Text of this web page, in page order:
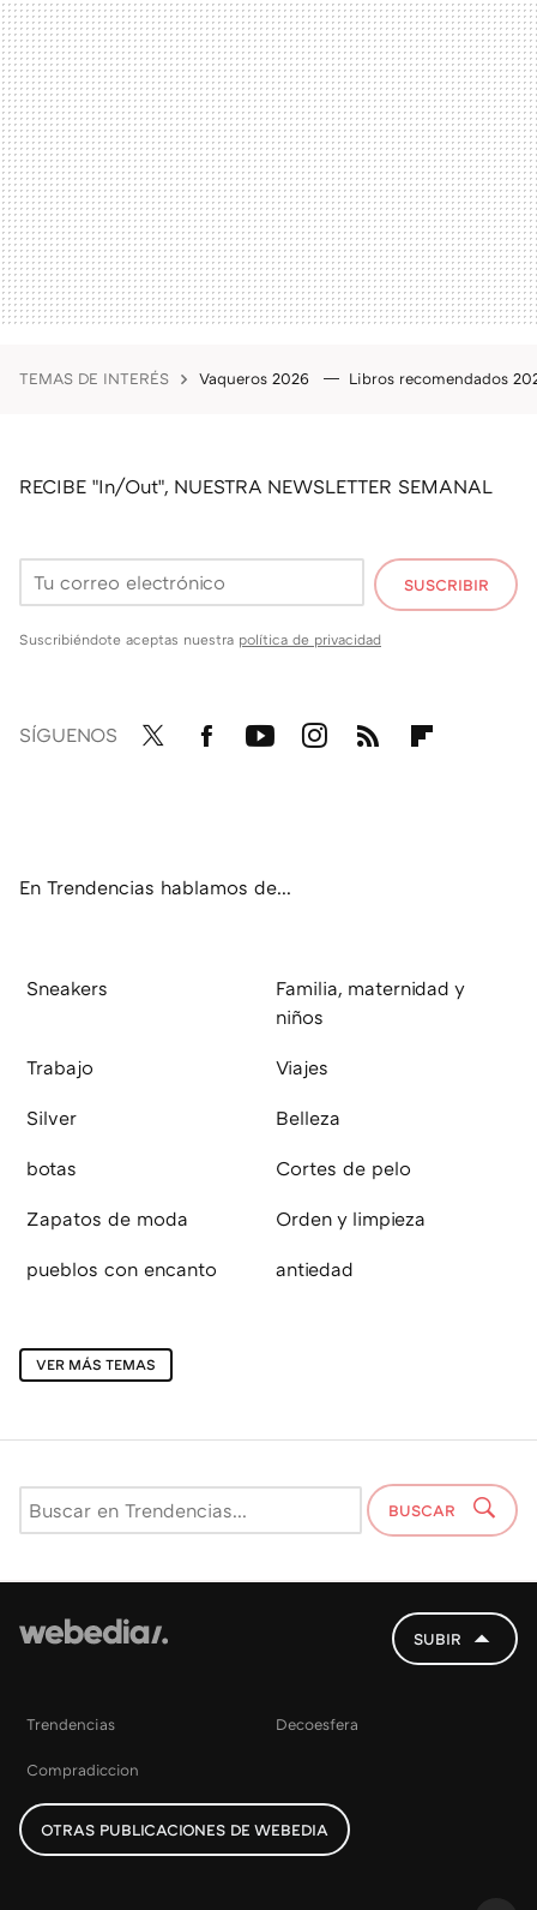
TEMAS DE INTERÉS Vaqueros 2026 Libros recomendados
RECIBE "In/Out", NUESTRA NEWSLETTER SEMANAL
SUSCRIBIR
Suscribiéndote aceptas nuestra política de privacidad
SÍGUENOS
En Trendencias hablamos de...
Sneakers
Familia, maternidad y
niños
Trabajo Viajes
Silver Belleza
botas Cortes de pelo
Zapatos de moda Orden y limpieza
pueblos con encanto antiedad
VER MÁS TEMAS
BUSCAR
SUBIR
Trendencias Decoesfera
Compradiccion
OTRAS PUBLICACIONES DE WEBEDIA